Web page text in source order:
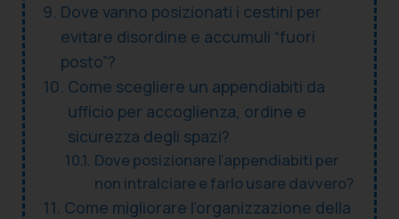
Dove vanno posizionati i cestini per
evitare disordine e accumuli “fuori
posto”?
Come scegliere un appendiabiti da
ufficio per accoglienza, ordine e
sicurezza degli spazi?
Dove posizionare l’appendiabiti per
non intralciare e farlo usare davvero?
Come migliorare l’organizzazione della